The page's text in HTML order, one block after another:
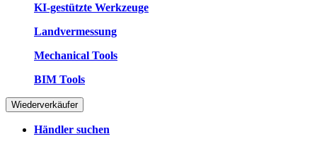
KI-gestützte Werkzeuge
Landvermessung
Mechanical Tools
BIM Tools
Wiederverkäufer
Händler suchen